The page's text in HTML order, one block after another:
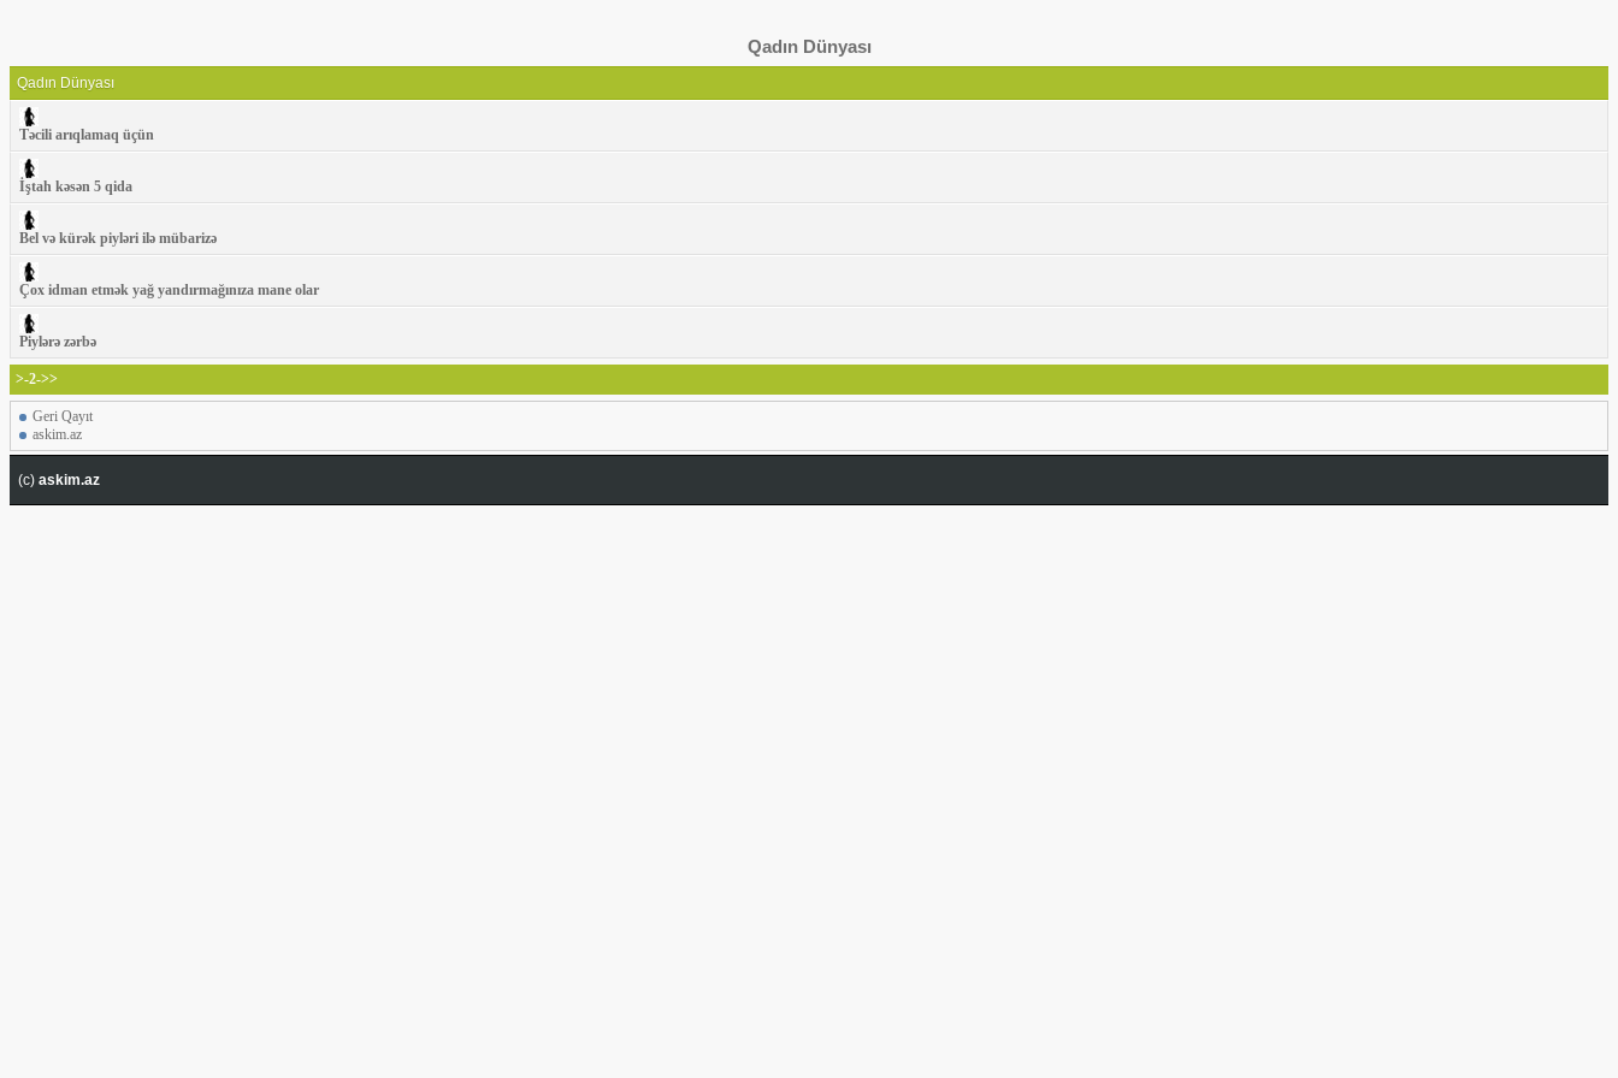
Qadın Dünyası
Qadın Dünyası
Təcili arıqlamaq üçün
İştah kəsən 5 qida
Bel və kürək piyləri ilə mübarizə
Çox idman etmək yağ yandırmağınıza mane olar
Piylərə zərbə
>-2->>
Geri Qayıt
askim.az
(c) askim.az